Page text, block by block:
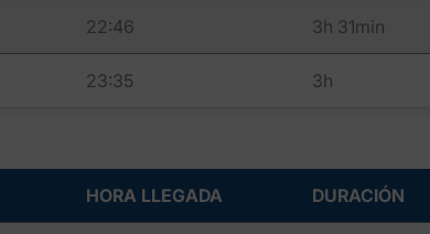
22:46 3h 31min
23:35 3h
HORA LLEGADA DURACIÓN